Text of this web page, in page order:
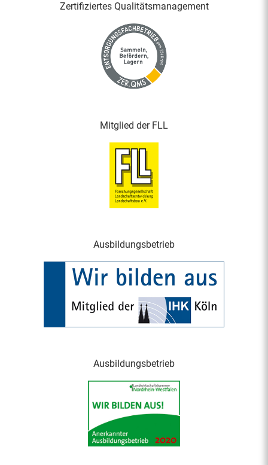
Zertifiziertes Qualitäts­management
Mitglied der FLL
Ausbildungsbetrieb
Ausbildungsbetrieb